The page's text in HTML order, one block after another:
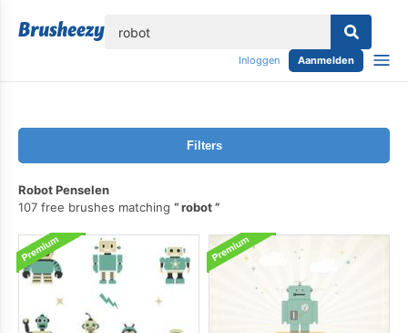
Inloggen Aanmelden
Filters
Robot Penselen
107 free brushes matching
robot